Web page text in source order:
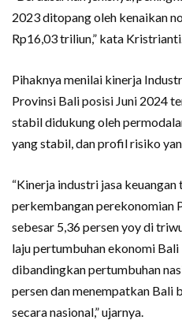
2023 ditopang oleh kenaikan
Rp16,03 triliun,” kata Kristrianti.
Pihaknya menilai kinerja
Provinsi Bali posisi Juni 2024
stabil didukung oleh
yang stabil, dan profil risiko
“Kinerja industri jasa
perkembangan perekonomian
sebesar 5,36 persen yoy di
laju pertumbuhan ekonomi
dibandingkan pertumbuhan
persen dan menempatkan
secara nasional,” ujarnya.